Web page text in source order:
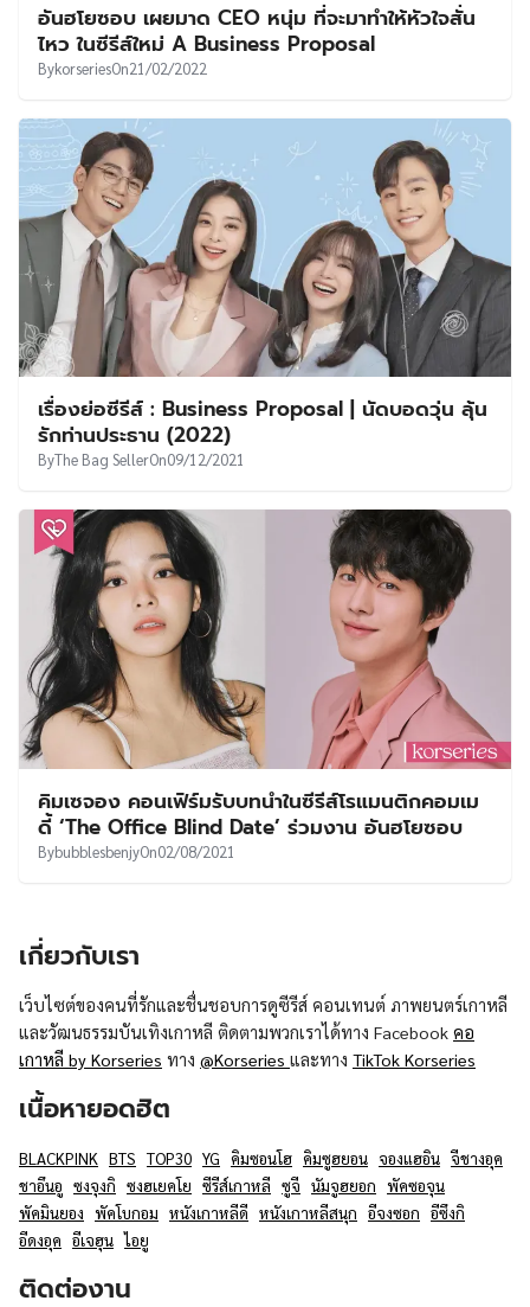
อันฮโยซอบ เผยมาด CEO หนุ่ม ที่จะมาทำให้หัวใจสั่น
ไหว ในซีรีส์ใหม่ A Business Proposal
BykorseriesOn21/02/2022
เรื่องย่อซีรีส์ : Business Proposal | นัดบอดวุ่น ลุ้น
รักท่านประธาน (2022)
ByThe Bag SellerOn09/12/2021
คิมเซจอง คอนเฟิร์มรับบทนำในซีรีส์โรแมนติกคอมเม
ดี้ ‘The Office Blind Date’ ร่วมงาน อันฮโยซอบ
BybubblesbenjyOn02/08/2021
เกี่ยวกับเรา
เว็บไซต์ของคนที่รักและชื่นชอบการดูซีรีส์ คอนเทนต์ ภาพยนตร์เกาหลี
และวัฒนธรรมบันเทิงเกาหลี ติดตามพวกเราได้ทาง Facebook คอ
เกาหลี by Korseries ทาง @Korseries และทาง TikTok Korseries
เนื้อหายอดฮิต
BLACKPINK BTS TOP30 YG คิมซอนโฮ คิมซูฮยอน จองแฮอิน จีชางอุค
ชาอึนอู ซงจุงกิ ซงฮเยคโย ซีรีส์เกาหลี ซูจี นัมจูฮยอก พัคซอจุน
พัคมินยอง พัคโบกอม หนังเกาหลีดี หนังเกาหลีสนุก อีจงซอก อีซึงกิ
อีดงอุค อีเจฮุน ไอยู
ติดต่องาน